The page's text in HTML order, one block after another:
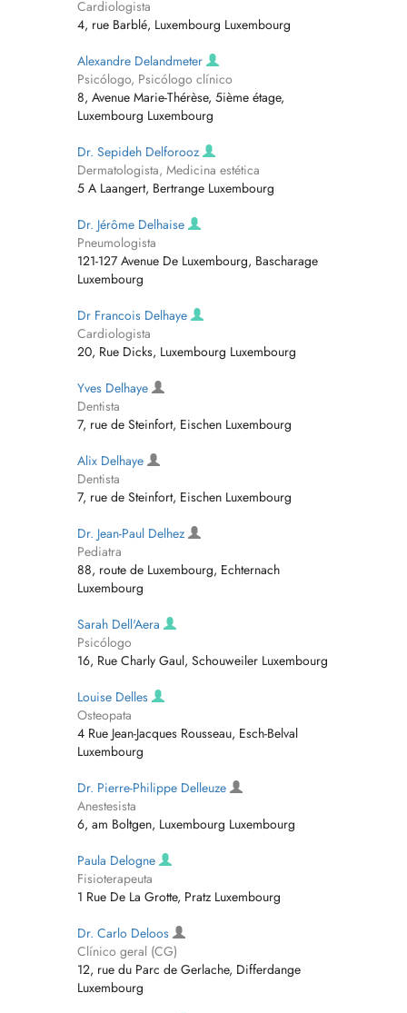
Cardiologista
4, rue Barblé, Luxembourg Luxembourg
Alexandre Delandmeter
Psicólogo, Psicólogo clínico
8, Avenue Marie-Thérèse, 5ième étage,
Luxembourg Luxembourg
Dr. Sepideh Delforooz
Dermatologista, Medicina estética
5 A Laangert, Bertrange Luxembourg
Dr. Jérôme Delhaise
Pneumologista
121-127 Avenue De Luxembourg, Bascharage
Luxembourg
Dr Francois Delhaye
Cardiologista
20, Rue Dicks, Luxembourg Luxembourg
Yves Delhaye
Dentista
7, rue de Steinfort, Eischen Luxembourg
Alix Delhaye
Dentista
7, rue de Steinfort, Eischen Luxembourg
Dr. Jean-Paul Delhez
Pediatra
88, route de Luxembourg, Echternach
Luxembourg
Sarah Dell'Aera
Psicólogo
16, Rue Charly Gaul, Schouweiler Luxembourg
Louise Delles
Osteopata
4 Rue Jean-Jacques Rousseau, Esch-Belval
Luxembourg
Dr. Pierre-Philippe Delleuze
Anestesista
6, am Boltgen, Luxembourg Luxembourg
Paula Delogne
Fisioterapeuta
1 Rue De La Grotte, Pratz Luxembourg
Dr. Carlo Deloos
Clínico geral (CG)
12, rue du Parc de Gerlache, Differdange
Luxembourg